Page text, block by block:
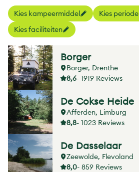
Kies kampeermiddel
Kies periode
Kies faciliteiten
Borger
Borger, Drenthe
8,6- 1919 Reviews
De Cokse Heide
Afferden, Limburg
8,8- 1023 Reviews
De Dasselaar
Zeewolde, Flevoland
8,0- 859 Reviews